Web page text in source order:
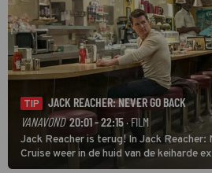
TIP
JACK REACHER: NEVER GO BACK
VANAVOND 20:01 - 22:15· FILM
Jack Reacher is terug! In Jack Reacher:
Cruise weer in de huid van de keiharde